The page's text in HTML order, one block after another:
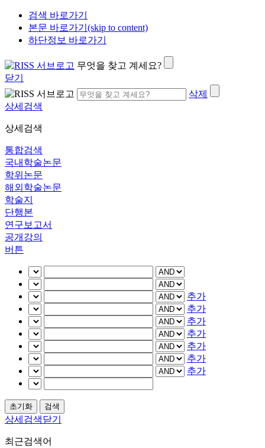
검색 바로가기
본문 바로가기(skip to content)
하단정보 바로가기
무엇을 찾고 계세요?
닫기
삭제
상세검색
상세검색
통합검색
국내학술논문
학위논문
해외학술논문
학술지
단행본
연구보고서
공개강의
버튼
추가
추가
추가
추가
추가
추가
추가
상세검색닫기
최근검색어